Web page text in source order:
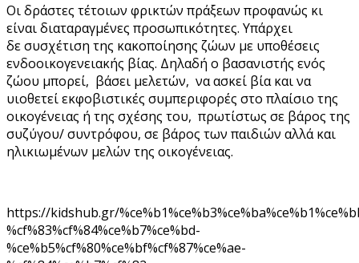
Οι δράστες τέτοιων φρικτών πράξεων προφανώς κι
είναι διαταραγμένες προσωπικότητες. Υπάρχει
δε συσχέτιση της κακοποίησης ζώων με υποθέσεις
ενδοοικογενειακής βίας. Δηλαδή ο βασανιστής ενός
ζώου μπορεί, βάσει μελετών, να ασκεί βία και να
υιοθετεί εκφοβιστικές συμπεριφορές στο πλαίσιο της
οικογένειας ή της σχέσης του, πρωτίστως σε βάρος της
συζύγου/ συντρόφου, σε βάρος των παιδιών αλλά και
ηλικιωμένων μελών της οικογένειας.
https://kidshub.gr/
%cf%83%cf%84%ce%b7%ce%bd-
%ce%b5%cf%80%ce%bf%cf%87%ce%ae-